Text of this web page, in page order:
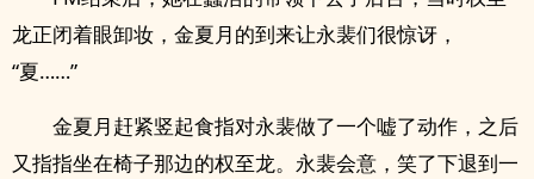
龙正闭着眼卸妆，金夏月的到来让永裴们很惊讶，
“夏……”
金夏月赶紧竖起食指对永裴做了一个嘘了动作，之后
又指指坐在椅子那边的权至龙。永裴会意，笑了下退到一